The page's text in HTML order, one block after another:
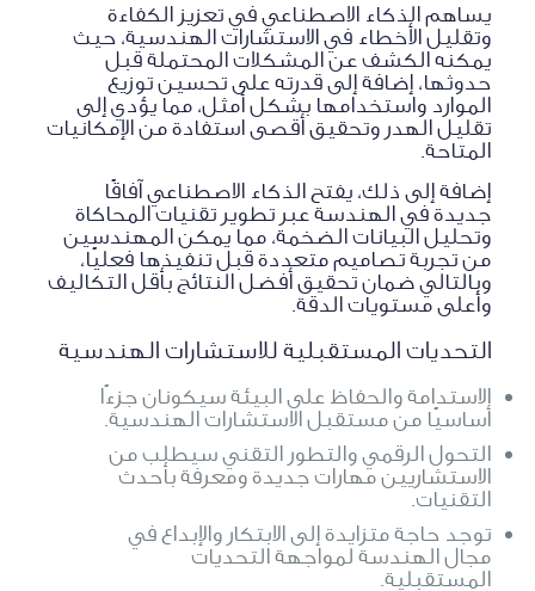
يساهم الذكاء الاصطناعي في تعزيز الكفاءة
وتقليل الأخطاء في الاستشارات الهندسية، حيث
يمكنه الكشف عن المشكلات المحتملة قبل
حدوثها، إضافة إلى قدرته على تحسين توزيع
الموارد واستخدامها بشكل أمثل، مما يؤدي إلى
تقليل الهدر وتحقيق أقصى استفادة من الإمكانيات
المتاحة.
إضافة إلى ذلك، يفتح الذكاء الاصطناعي آفاقًا
جديدة في الهندسة عبر تطوير تقنيات المحاكاة
وتحليل البيانات الضخمة، مما يمكن المهندسين
من تجربة تصاميم متعددة قبل تنفيذها فعليًا،
وبالتالي ضمان تحقيق أفضل النتائج بأقل التكاليف
وأعلى مستويات الدقة.
التحديات المستقبلية للاستشارات الهندسية
الاستدامة والحفاظ على البيئة سيكونان جزءًا
أساسيًا من مستقبل الاستشارات الهندسية.
التحول الرقمي والتطور التقني سيطلب من
الاستشاريين مهارات جديدة ومعرفة بأحدث
التقنيات.
توجد حاجة متزايدة إلى الابتكار والإبداع في
مجال الهندسة لمواجهة التحديات
المستقبلية.